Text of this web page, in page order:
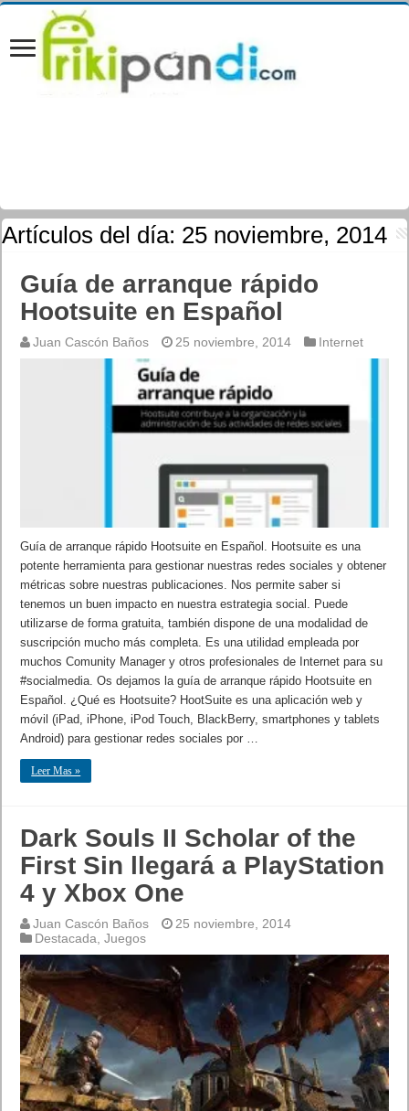
Artículos del día: 25 noviembre, 2014
Guía de arranque rápido
Hootsuite en Español
Juan Cascón Baños 25 noviembre, 2014 Internet
Guía de arranque rápido Hootsuite en Español. Hootsuite es una
potente herramienta para gestionar nuestras redes sociales y obtener
métricas sobre nuestras publicaciones. Nos permite saber si
tenemos un buen impacto en nuestra estrategia social. Puede
utilizarse de forma gratuita, también dispone de una modalidad de
suscripción mucho más completa. Es una utilidad empleada por
muchos Comunity Manager y otros profesionales de Internet para su
#socialmedia. Os dejamos la guía de arranque rápido Hootsuite en
Español. ¿Qué es Hootsuite? HootSuite es una aplicación web y
móvil (iPad, iPhone, iPod Touch, BlackBerry, smartphones y tablets
Android) para gestionar redes sociales por …
Leer Mas »
Dark Souls II Scholar of the
First Sin llegará a PlayStation
4 y Xbox One
Juan Cascón Baños
25 noviembre, 2014
Destacada,Juegos